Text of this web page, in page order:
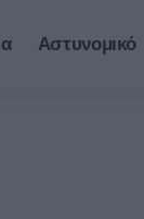
Αστυνομικό